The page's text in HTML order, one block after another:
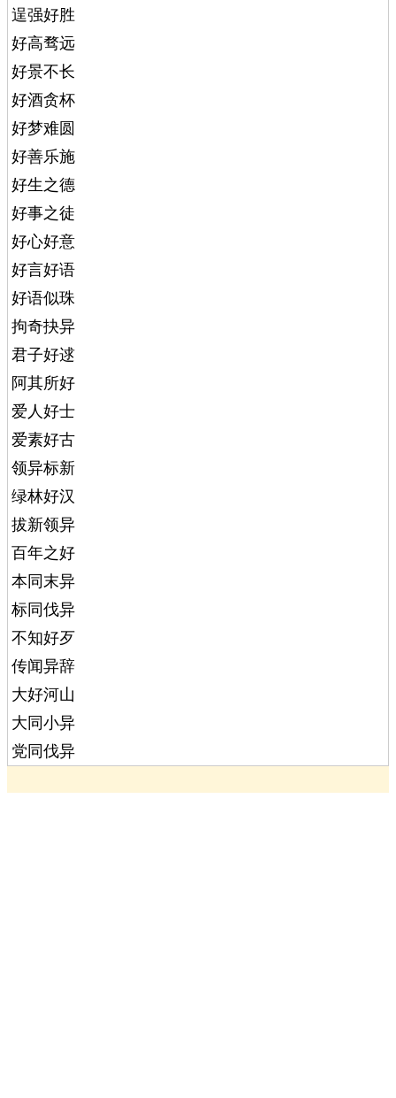
逞强好胜
好高骛远
好景不长
好酒贪杯
好梦难圆
好善乐施
好生之德
好事之徒
好心好意
好言好语
好语似珠
拘奇抉异
君子好逑
阿其所好
爱人好士
爱素好古
领异标新
绿林好汉
拔新领异
百年之好
本同末异
标同伐异
不知好歹
传闻异辞
大好河山
大同小异
党同伐异